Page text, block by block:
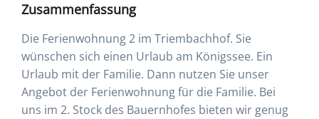
Zusammenfassung
Die Ferienwohnung 2 im Triembachhof. Sie
wünschen sich einen Urlaub am Königssee. Ein
Urlaub mit der Familie. Dann nutzen Sie unser
Angebot der Ferienwohnung für die Familie. Bei
uns im 2. Stock des Bauernhofes bieten wir genug